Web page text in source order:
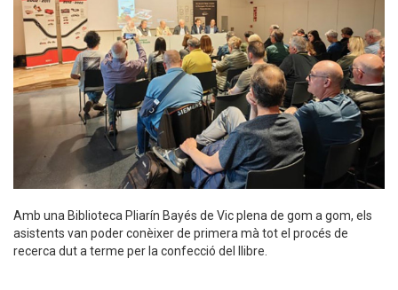
Amb una Biblioteca Pliarín Bayés de Vic plena de gom a gom, els
asistents van poder conèixer de primera mà tot el procés de
recerca dut a terme per la confecció del llibre.